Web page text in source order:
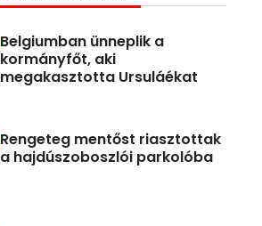
Belgiumban ünneplik a
kormányfőt, aki
megakasztotta Ursuláékat
Rengeteg mentőst riasztottak
a hajdúszoboszlói parkolóba